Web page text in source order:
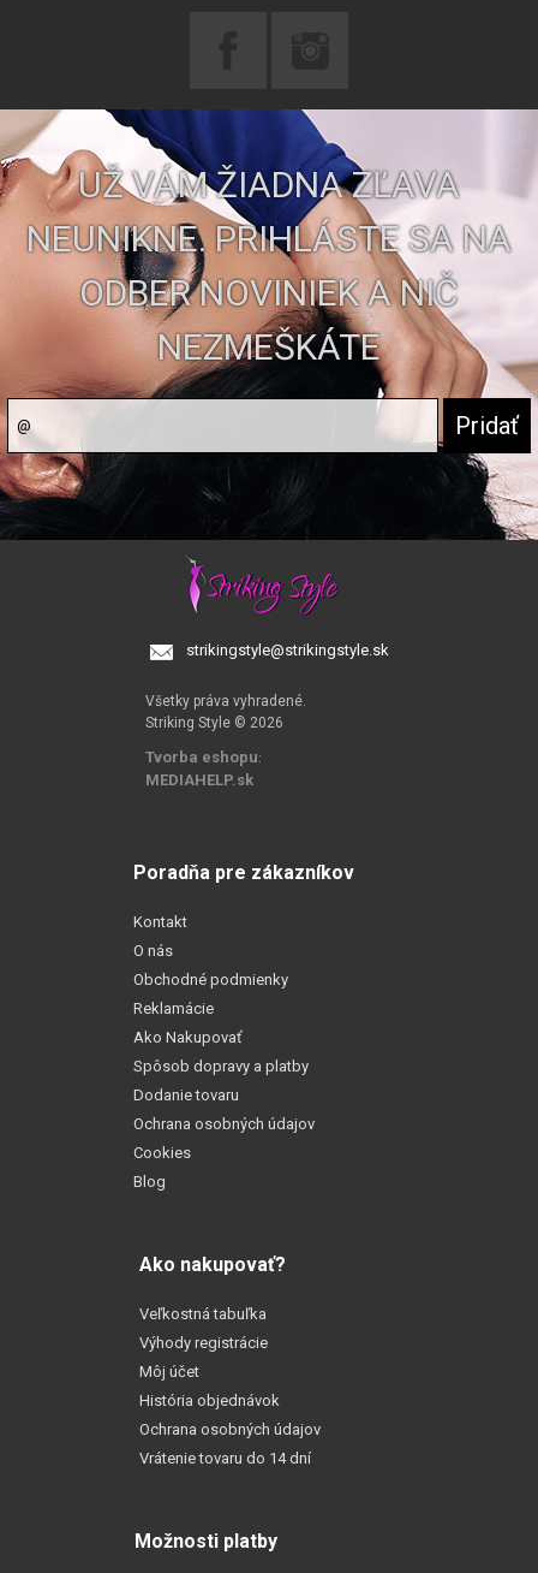
UŽ VÁM ŽIADNA ZĽAVA
NEUNIKNE. PRIHLÁSTE SA NA
ODBER NOVINIEK A NIČ
NEZMEŠKÁTE
strikingstyle@strikingstyle.sk
Všetky práva vyhradené.
Striking Style © 2026
Tvorba eshopu:
MEDIAHELP.sk
Poradňa pre zákazníkov
Kontakt
O nás
Obchodné podmienky
Reklamácie
Ako Nakupovať
Spôsob dopravy a platby
Dodanie tovaru
Ochrana osobných údajov
Cookies
Blog
Ako nakupovať?
Veľkostná tabuľka
Výhody registrácie
Môj účet
História objednávok
Ochrana osobných údajov
Vrátenie tovaru do 14 dní
Možnosti platby